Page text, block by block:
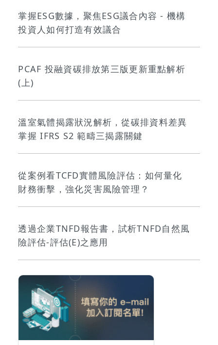
掌握ESG數據，聚焦ESG議合內容 - 機構
投資人如何打造有效議合
PCAF 投融資碳排放第三版更新重點解析
(上)
溫室氣體揭露狀況解析，從碳排資料差異
掌握 IFRS S2 範疇三揭露關鍵
從案例看TCFD實體風險評估：如何量化
財務衝擊，強化災害風險管理？
透過企業TNFD報告書，試析TNFD自然風
險評估-評估(E)之應用